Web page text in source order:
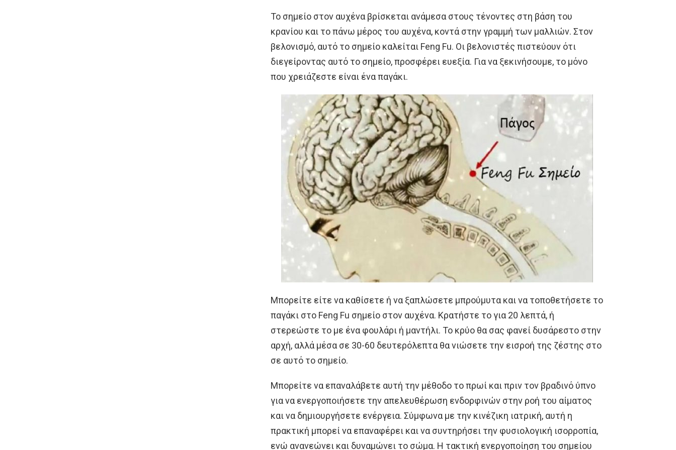
Το σημείο στον αυχένα βρίσκεται ανάμεσα στους τένοντες στη βάση του
κρανίου και το πάνω μέρος του αυχένα, κοντά στην γραμμή των μαλλιών. Στον
βελονισμό, αυτό το σημείο καλείται Feng Fu. Οι βελονιστές πιστεύουν ότι
διεγείροντας αυτό το σημείο, προσφέρει ευεξία. Για να ξεκινήσουμε, το μόνο
που χρειάζεστε είναι ένα παγάκι.
Μπορείτε είτε να καθίσετε ή να ξαπλώσετε μπρούμυτα και να τοποθετήσετε το
παγάκι στο Feng Fu σημείο στον αυχένα. Κρατήστε το για 20 λεπτά, ή
στερεώστε το με ένα φουλάρι ή μαντήλι. Το κρύο θα σας φανεί δυσάρεστο στην
αρχή, αλλά μέσα σε 30-60 δευτερόλεπτα θα νιώσετε την εισροή της ζέστης στο
σε αυτό το σημείο.
Μπορείτε να επαναλάβετε αυτή την μέθοδο το πρωί και πριν τον βραδινό ύπνο
για να ενεργοποιήσετε την απελευθέρωση ενδορφινών στην ροή του αίματος
και να δημιουργήσετε ενέργεια. Σύμφωνα με την κινέζικη ιατρική, αυτή η
πρακτική μπορεί να επαναφέρει και να συντηρήσει την φυσιολογική ισορροπία,
ενώ ανανεώνει και δυναμώνει το σώμα. Η τακτική ενεργοποίηση του σημείου